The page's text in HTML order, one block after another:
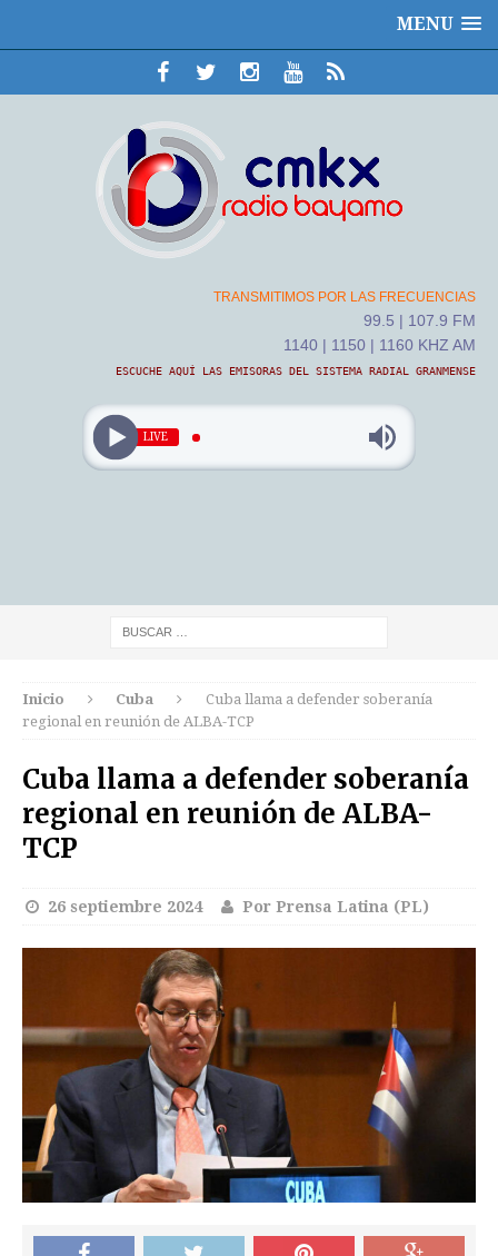
MENU
TRANSMITIMOS POR LAS FRECUENCIAS
99.5 | 107.9 FM
1140 | 1150 | 1160 KHZ AM
ESCUCHE AQUÍ LAS EMISORAS DEL SISTEMA RADIAL GRANMENSE
LIVE
Inicio Cuba
Cuba llama a defender soberanía
regional en reunión de ALBA-TCP
Cuba llama a defender soberanía
regional en reunión de ALBA-
TCP
26 septiembre 2024 Por Prensa Latina (PL)